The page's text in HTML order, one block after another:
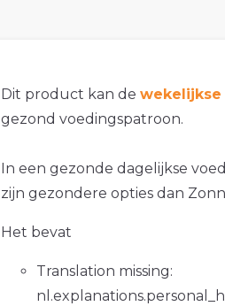
Dit product kan de
gezond voedingspatroon.
In een gezonde dagelijkse
zijn gezondere opties dan
Het bevat
Translation missing: